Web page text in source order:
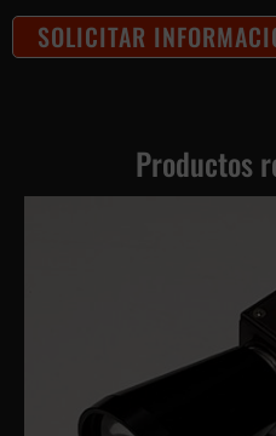
SOLICITAR
Productos